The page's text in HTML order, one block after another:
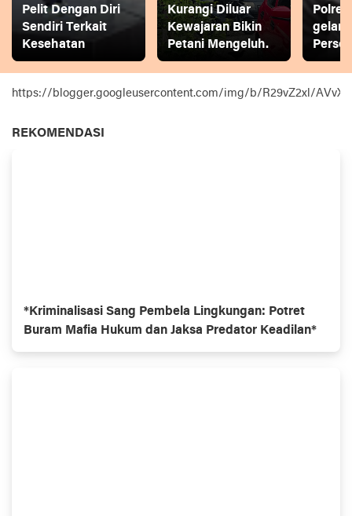
Pelit Dengan Diri
Sendiri Terkait
Kesehatan
Kurangi Diluar
Kewajaran Bikin
Petani Mengeluh.
gelar
https://blogger.googleusercontent.com/img/b/R29vZ2xl/
REKOMENDASI
*Kriminalisasi Sang Pembela Lingkungan: Potret
Buram Mafia Hukum dan Jaksa Predator Keadilan*